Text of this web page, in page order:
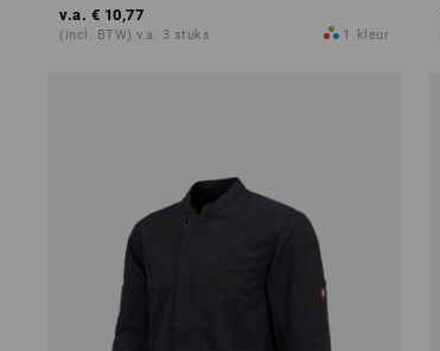
v.a. € 10,77
(incl. BTW) v.a. 3 stuks 1 kleur